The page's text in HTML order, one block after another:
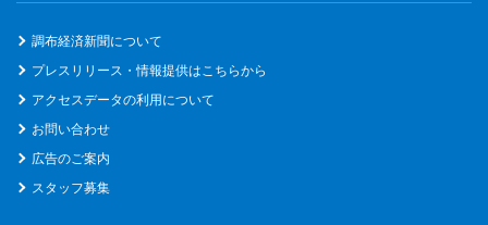
調布経済新聞について
プレスリリース・情報提供はこちらから
アクセスデータの利用について
お問い合わせ
広告のご案内
スタッフ募集